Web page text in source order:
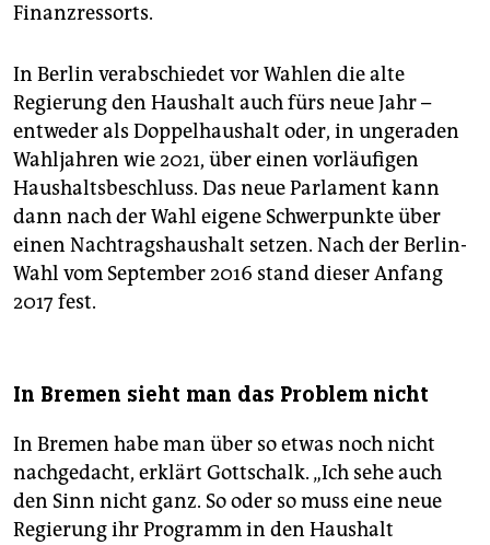
Finanzressorts.
In Berlin verabschiedet vor Wahlen die alte
Regierung den Haushalt auch fürs neue Jahr –
entweder als Doppelhaushalt oder, in ungeraden
Wahljahren wie 2021, über einen vorläufigen
Haushaltsbeschluss. Das neue Parlament kann
dann nach der Wahl eigene Schwerpunkte über
einen Nachtragshaushalt setzen. Nach der Berlin-
Wahl vom September 2016 stand dieser­ Anfang
2017 fest.
In Bremen sieht man das Problem nicht
In Bremen habe man über so etwas noch nicht
nachgedacht, erklärt Gottschalk. „Ich sehe auch
den Sinn nicht ganz. So oder so muss eine neue
Regierung ihr Programm in den Haushalt